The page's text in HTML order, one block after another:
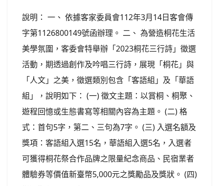
說明： 一、 依據客家委員會112年3月14日客會傳
字第1126800149號函辦理。 二、 為營造桐花生活
美學氛圍，客委會特舉辦「2023桐花三行詩」徵選
活動，期透過創作及吟唱三行詩，展現「桐花」與
「人文」之美，徵選類別包含「客語組」及「華語
組」，說明如下： (一) 徵文主題：以賞桐、桐聚、
遊程回憶或生態書寫等相關內容為主題。 (二) 格
式：首句5字，第二、三句為7字。 (三) 入選名額及
獎項：客語組入選15名，華語組入選5名，入選者
可獲得桐花祭合作品牌之限量紀念商品、民宿業者
體驗券等價值新臺幣5,000元之獎勵品及獎狀。 (四)